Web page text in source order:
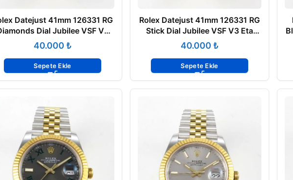
Datejust 41mm 126331 RG
Dial Jubilee VSF V3
Eta Saat₺
Sepete Ekle
Rolex Datejust 41mm 126331 RG
Stick Dial Jubilee VSF V3 Eta
Saat ₺
Sepete Ekle